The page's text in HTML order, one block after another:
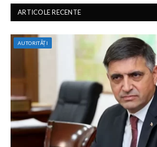
ARTICOLE RECENTE
AUTORITĂȚI